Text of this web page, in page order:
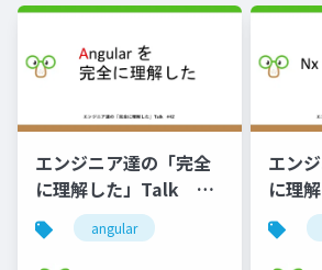
エンジニア達の「完全
に理解した」Talk
#52
angular
エン
に理
#61